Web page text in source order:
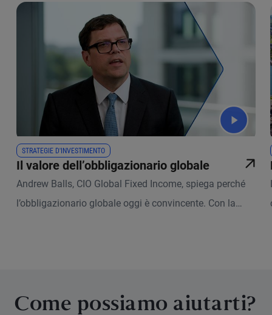
STRATEGIE D'INVESTIMENTO
Il valore dell’obbligazionario globale
Andrew Balls, CIO Global Fixed Income, spiega perché
l’obbligazionario globale oggi è convincente. Con la
contesto di incertezza.
Come possiamo aiutarti?